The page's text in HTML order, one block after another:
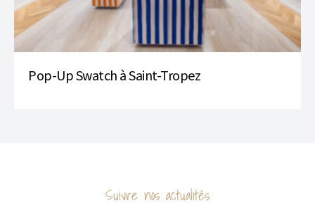
Pop-Up Swatch à Saint-Tropez
Suivre nos actualités